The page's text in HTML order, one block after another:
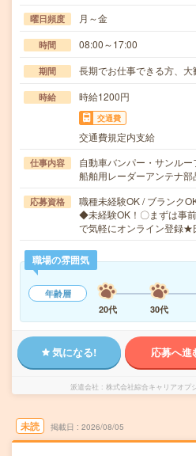
曜日頻度 月～金
時間 08:00～17:00
期間 長期でお仕事できる方、大
時給 時給1200円
交通費
交通費規定内支給
仕事内容
自動車バンパー・サンル
船舶用レーダーアンテナ
応募資格
職種未経験OK / ブランク
◆未経験OK！〇まずは事
で気軽にオンライン登録
職場の雰囲気
年齢層
20代
30代
気になる! 応募へ進
派遣会社 株式会社綜合キャリアオプ
未読 掲載日 2026/08/05